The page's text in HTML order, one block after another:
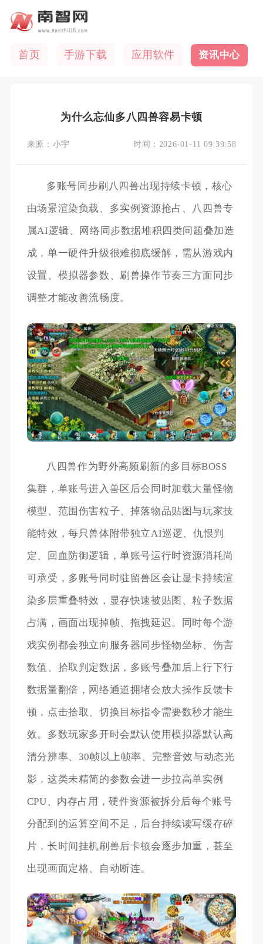
首页 手游下载 应用软件 资讯中心
为什么忘仙多八四兽容易卡顿
来源： 小宇 时间： 2026-01-11 09:39:58
多账号同步刷八四兽出现持续卡顿，核心
由场景渲染负载、多实例资源抢占、八四兽专
属AI逻辑、网络同步数据堆积四类问题叠加造
成，单一硬件升级很难彻底缓解，需从游戏内
设置、模拟器参数、刷兽操作节奏三方面同步
调整才能改善流畅度。
八四兽作为野外高频刷新的多目标BOSS
集群，单账号进入兽区后会同时加载大量怪物
模型、范围伤害粒子、掉落物品贴图与玩家技
能特效，每只兽体附带独立AI巡逻、仇恨判
定、回血防御逻辑，单账号运行时资源消耗尚
可承受，多账号同时驻留兽区会让显卡持续渲
染多层重叠特效，显存快速被贴图、粒子数据
占满，画面出现掉帧、拖拽延迟。同时每个游
戏实例都会独立向服务器同步怪物坐标、伤害
数值、拾取判定数据，多账号叠加后上行下行
数据量翻倍，网络通道拥堵会放大操作反馈卡
顿，点击拾取、切换目标指令需要数秒才能生
效。多数玩家多开时会默认使用模拟器默认高
清分辨率、30帧以上帧率、完整音效与动态光
影，这类未精简的参数会进一步拉高单实例
CPU、内存占用，硬件资源被拆分后每个账号
分配到的运算空间不足，后台持续读写缓存碎
片，长时间挂机刷兽后卡顿会逐步加重，甚至
出现画面定格、自动断连。